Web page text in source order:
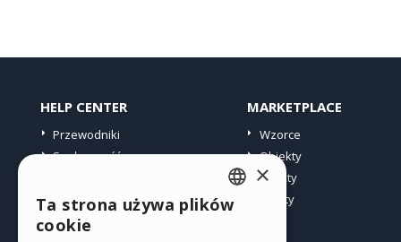
HELP CENTER
Przewodniki
Społeczność
MARKETPLACE
Wzorce
Obiekty
Punkty
Oferty
ENGLISH
×
Ta strona używa plików
cookie